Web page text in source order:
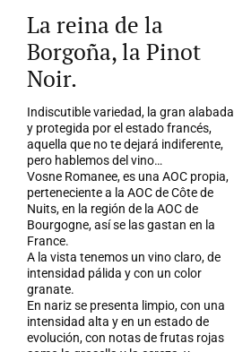
más
La reina de la
Borgoña, la Pinot
Noir.
Indiscutible variedad, la gran alabada
y protegida por el estado francés,
aquella que no te dejará indiferente,
pero hablemos del vino…
Vosne Romanee, es una AOC propia,
perteneciente a la AOC de Côte de
Nuits, en la región de la AOC de
Bourgogne, así se las gastan en la
France.
A la vista tenemos un vino claro, de
intensidad pálida y con un color
granate.
En nariz se presenta limpio, con una
intensidad alta y en un estado de
evolución, con notas de frutas rojas